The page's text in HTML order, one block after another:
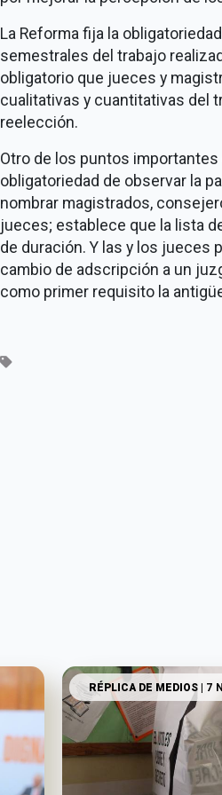
La Reforma fija la
semestrales del trabajo
obligatorio que jueces y
cualitativas y cuantitativas del
reelección.
Otro de los puntos
obligatoriedad de observar la
nombrar magistrados,
jueces; establece que la lista
de duración. Y las y los jueces
cambio de adscripción a un
como primer requisito la
RÉPLICA DE MEDIOS| 7